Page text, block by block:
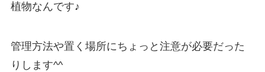
植物なんです♪
管理方法や置く場所にちょっと注意が必要だった
りします^^